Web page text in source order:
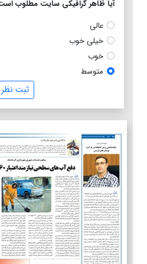
آیا ظاهر گرافیکی سایت مطلوب
عالی
خیلی خوب
خوب
متوسط
ثبت نظر